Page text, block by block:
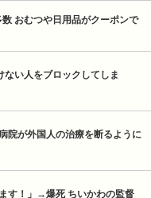
おむつや日用品がクーポンで
い人をブロックしてしま
院が外国人の治療を断るように
す！」→爆死 ちいかわの監督